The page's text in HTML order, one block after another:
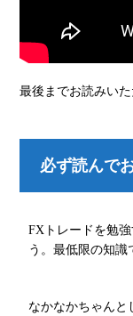
最後までお読みい
必ず読んで
FXトレードを勉
う。最低限の知識
なかなかちゃんと